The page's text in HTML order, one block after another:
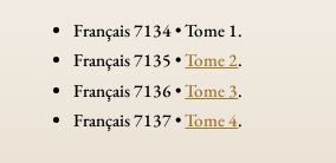
Français 7134 • Tome 1.
Français 7135 •Tome 2.
Français 7136 •Tome 3.
Français 7137 •Tome 4.